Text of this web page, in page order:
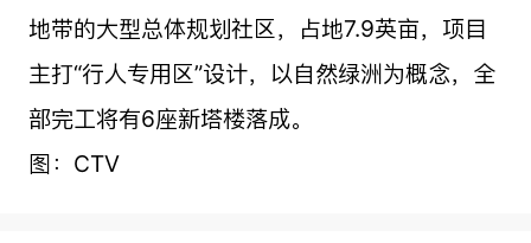
地带的大型总体规划社区，占地7.9英亩，项目
主打“行人专用区”设计，以自然绿洲为概念，全
部完工将有6座新塔楼落成。
图：CTV